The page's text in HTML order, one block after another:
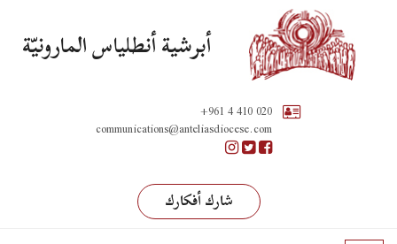
أبرشية أنطلياس المارونيّة
+961 4 410 020
communications@anteliasdiocese.com
شارك أفكارك